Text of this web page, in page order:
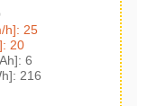
h]: 25
20
6
216